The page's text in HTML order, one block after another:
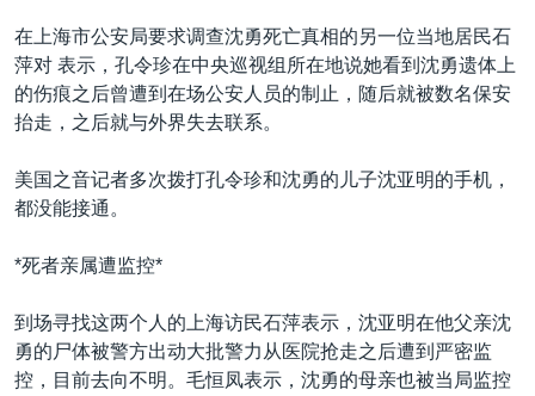
在上海市公安局要求调查沈勇死亡真相的另一位当地居民石
萍对 表示，孔令珍在中央巡视组所在地说她看到沈勇遗体上
的伤痕之后曾遭到在场公安人员的制止，随后就被数名保安
抬走，之后就与外界失去联系。
美国之音记者多次拨打孔令珍和沈勇的儿子沈亚明的手机，
都没能接通。
*死者亲属遭监控*
到场寻找这两个人的上海访民石萍表示，沈亚明在他父亲沈
勇的尸体被警方出动大批警力从医院抢走之后遭到严密监
控，目前去向不明。毛恒凤表示，沈勇的母亲也被当局监控